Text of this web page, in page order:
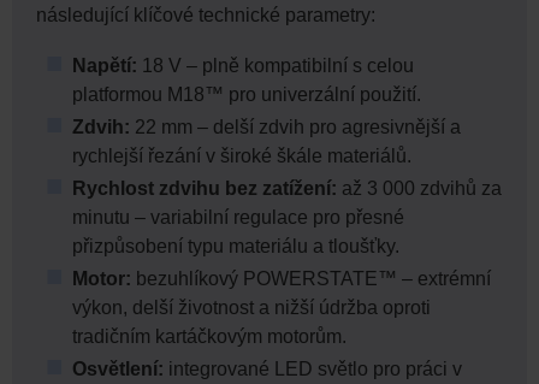
následující klíčové technické parametry:
Napětí: 18 V – plně kompatibilní s celou
platformou M18™ pro univerzální použití.
Zdvih: 22 mm – delší zdvih pro agresivnější a
rychlejší řezání v široké škále materiálů.
Rychlost zdvihu bez zatížení: až 3 000 zdvihů za
minutu – variabilní regulace pro přesné
přizpůsobení typu materiálu a tloušťky.
Motor: bezuhlíkový POWERSTATE™ – extrémní
výkon, delší životnost a nižší údržba oproti
tradičním kartáčkovým motorům.
Osvětlení: integrované LED světlo pro práci v